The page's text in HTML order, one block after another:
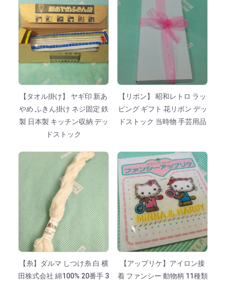
【タオル掛け】 ヤギ印 新あ
やめ ふきん掛け ネジ固定 鉄
製 日本製 キッチン収納 デッ
ドストック
【リボン】 昭和レトロ ラッ
ピング ギフト 花リボン デッ
ドストック 当時物 手芸用品
【糸】ダルマ しつけ糸 白 横
田株式会社 綿100% 20番手 3
【アップリケ】アイロン接
着 ファンシー 動物柄 11種類